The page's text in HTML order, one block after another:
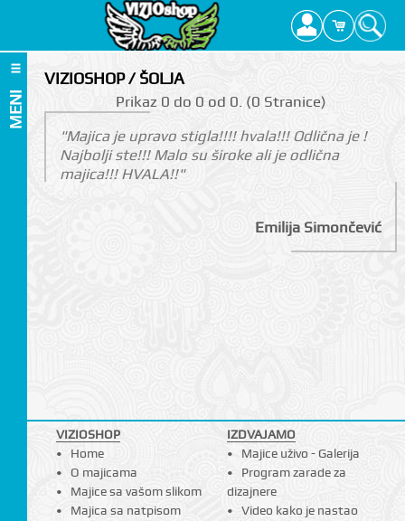
MENI
VIZIOSHOP / ŠOLJA
Prikаz 0 do 0 оd 0. (0 Strаnicе)
"Majica je upravo stigla!!!! hvala!!! Odlična je !
Najbolji ste!!! Malo su široke ali je odlična
majica!!! HVALA!!"
Emilija Simončević
VIZIOSHOP
Home
O majicama
Majice sa vašom slikom
Majica sa natpisom
IZDVAJAMO
Majice uživo - Galerija
Program zarade za
dizajnere
Video kako je nastao